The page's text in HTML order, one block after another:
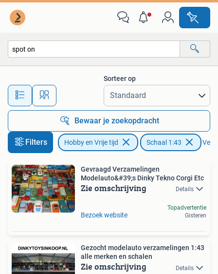
Alle afstanden…
Sorteer op
Bewaar je zoekopdracht
Filters Hobby en Vrije tijd Schaal 1:43
Gevraagd Verzamelingen
Modelauto&#39;s Dinky Tekno Corgi Etc
Zie omschrijving Details
Bezoek website
Topadvertentie
Gisteren
Gezocht modelauto verzamelingen 1:43
alle merken en schalen
Zie omschrijving Details